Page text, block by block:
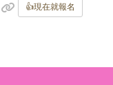
👍現在就報名